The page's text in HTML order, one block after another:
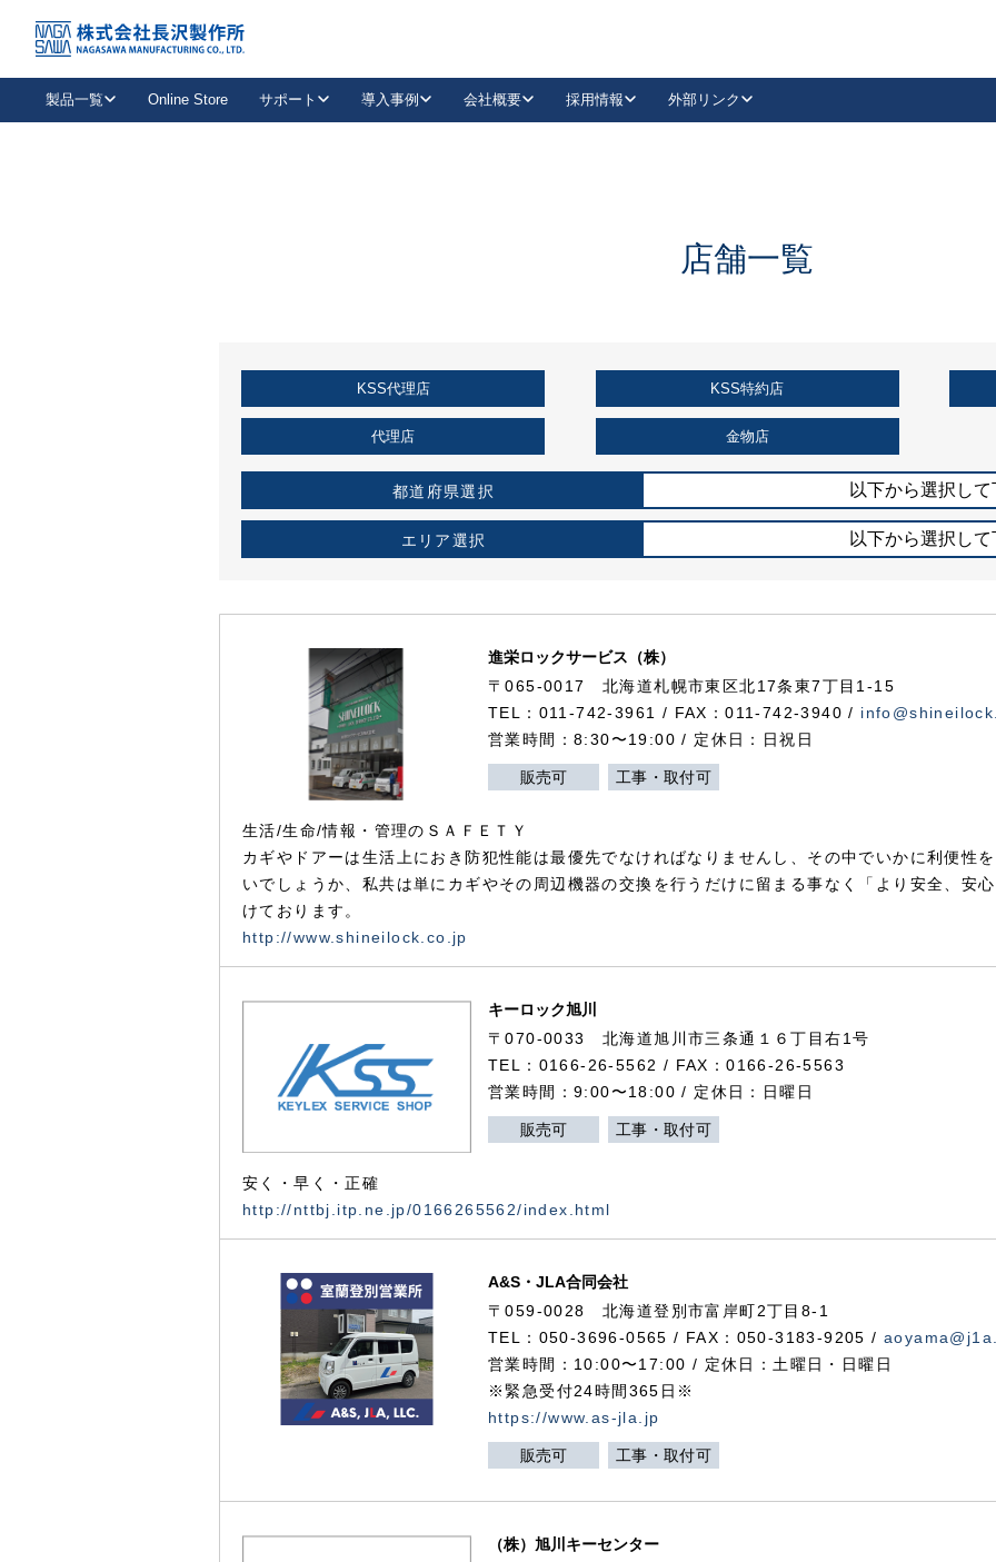
製品一覧
抗ウイルス・抗菌製品
キーレックスを品番からお探しいただけます。
Online Store サポート
取扱店情報
お役立ち情報
導入事例
企業様採用事例
会社概要 採用情報 外部リンク
LinkedIn
KSS加盟店・取扱店情報
店舗一覧
店舗一覧
KSS代理店 KSS特約店
代理店 金物店
都道府県選択 以下から選択し
エリア選択 以下から選択し
進栄ロックサービス（株）
〒065-0017 北海道札幌市東区北17条東7丁目1-15
TEL：011-742-3961 / FAX：011-742-3940 /
営業時間：8:30〜19:00 / 定休日：日祝日
販売可 工事・取付可
生活/生命/情報・管理のＳＡＦＥＴＹ
カギやドアーは生活上におき防犯性能は最優先でなければなりませんし、その中でいかに利便性
いでしょうか、私共は単にカギやその周辺機器の交換を行うだけに留まる事なく「より安全、安
けております。
http://www.shineilock.co.jp
キーロック旭川
〒070-0033 北海道旭川市三条通１６丁目右1号
TEL：0166-26-5562 / FAX：0166-26-5563
営業時間：9:00〜18:00 / 定休日：日曜日
販売可 工事・取付可
安く・早く・正確
http://nttbj.itp.ne.jp/0166265562/index.html
A&S・JLA合同会社
〒059-0028北海道登別市富岸町2丁目 8-1
TEL：050-3696-0565 / FAX：050-3183-9205 /
営業時間：10:00〜17:00 / 定休日：土曜日・日曜日
※緊急受付24時間365日※
https://www.as-jla.jp
販売可 工事・取付可
（株）旭川キーセンター